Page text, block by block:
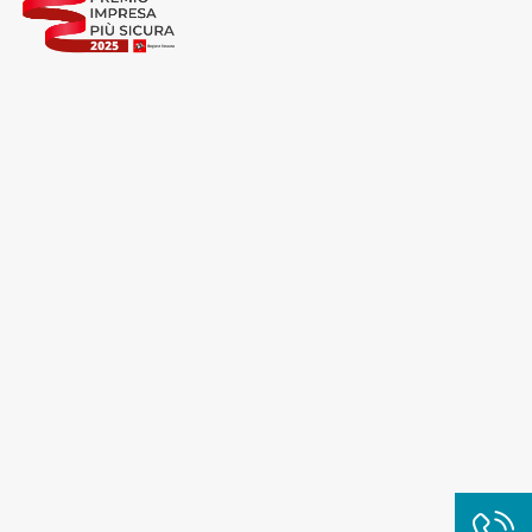
Cliccando su "Rifiuta" o sulla "X" posizionata in alto a
destra in questo banner l’Utente rifiuta tutti i cookie con